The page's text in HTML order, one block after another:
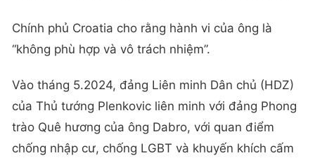
Chính phủ Croatia cho rằng hành vi của ông là
“không phù hợp và vô trách nhiệm”.
Vào tháng 5.2024, đảng Liên minh Dân chủ (HDZ)
của Thủ tướng Plenkovic liên minh với đảng Phong
trào Quê hương của ông Dabro, với quan điểm
chống nhập cư, chống LGBT và khuyến khích cấm